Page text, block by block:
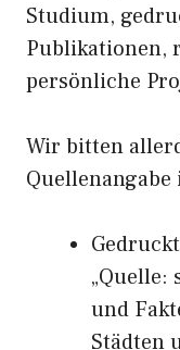
Studium,
Publikationen,
persönliche
Wir bitten
„Quelle:
und
Städten